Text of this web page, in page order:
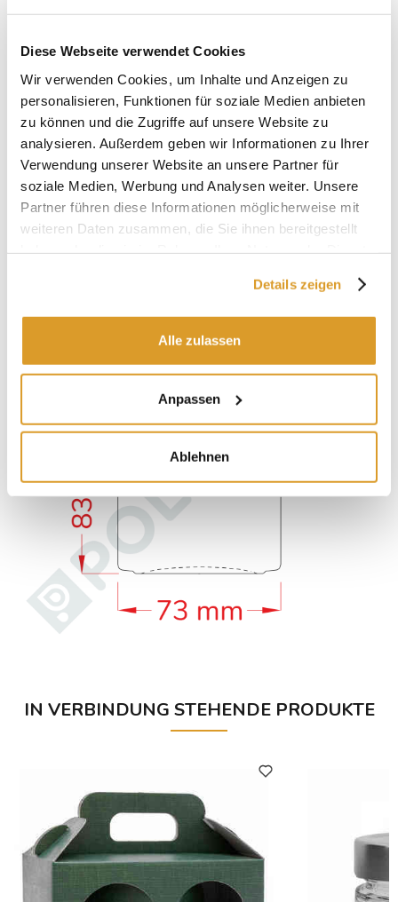
Diese Webseite verwendet Cookies
Wir verwenden Cookies, um Inhalte und Anzeigen zu
personalisieren, Funktionen für soziale Medien anbieten
zu können und die Zugriffe auf unsere Website zu
analysieren. Außerdem geben wir Informationen zu Ihrer
Verwendung unserer Website an unsere Partner für
soziale Medien, Werbung und Analysen weiter. Unsere
Partner führen diese Informationen möglicherweise mit
weiteren Daten zusammen, die Sie ihnen bereitgestellt
Details zeigen
Alle zulassen
Anpassen
Ablehnen
IN VERBINDUNG STEHENDE PRODUKTE